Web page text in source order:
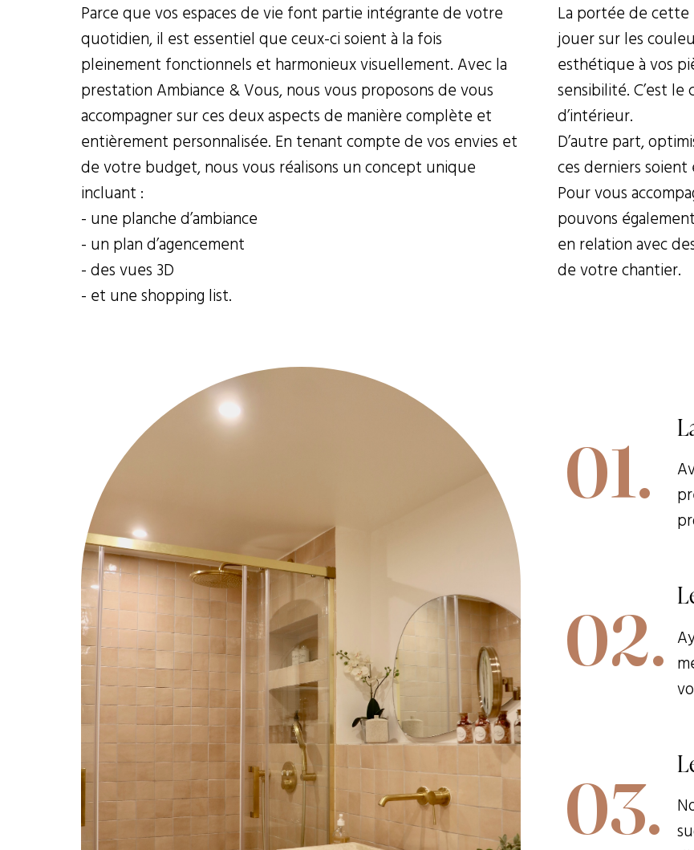
Parce que vos espaces de vie font partie intégrante de votre
quotidien, il est essentiel que ceux-ci soient à la fois
pleinement fonctionnels et harmonieux visuellement. Avec la
prestation Ambiance & Vous, nous vous proposons de vous
accompagner sur ces deux aspects de manière complète et
entièrement personnalisée. En tenant compte de vos envies et
de votre budget, nous vous réalisons un concept unique
incluant :
- une planche d’ambiance
- un plan d’agencement
- des vues 3D
- et une shopping list.
La portée de cette
jouer sur les
esthétique à vos
sensibilité. C’est
d’intérieur.
D’autre part,
ces derniers
Pour vous
pouvons
en relation avec
de votre chantier.
01.
02.
03.